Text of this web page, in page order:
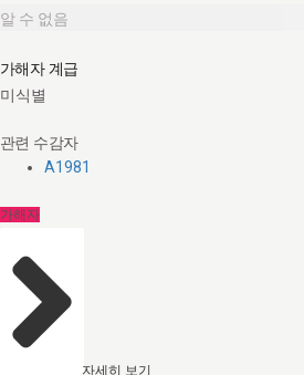
알 수 없음
가해자 계급
미식별
관련 수감자
A1981
가해자
자세히 보기